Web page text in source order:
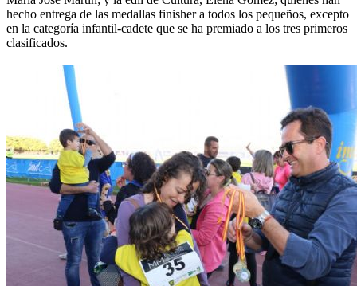
hecho entrega de las medallas finisher a todos los pequeños, excepto
en la categoría infantil-cadete que se ha premiado a los tres primeros
clasificados.